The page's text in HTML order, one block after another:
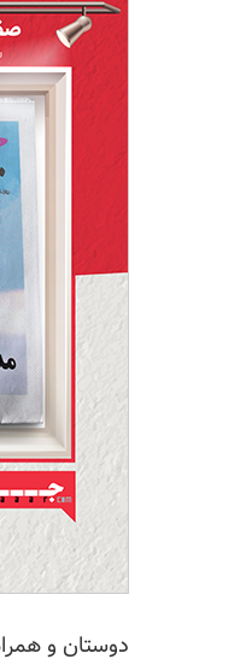
دوستان و